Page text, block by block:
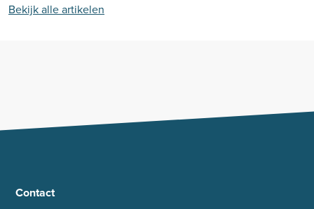
Bekijk alle artikelen
Contact